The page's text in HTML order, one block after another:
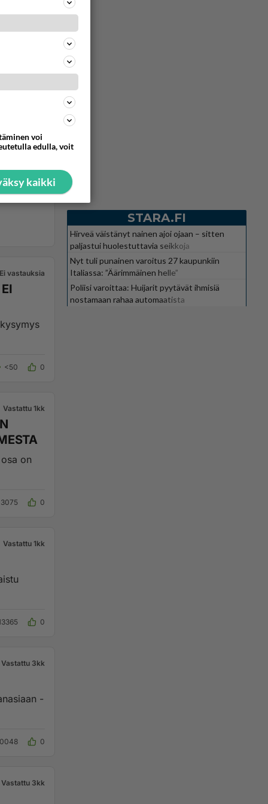
Ei vastauksia
<50 0
Vastattu 1kk
ASEMESTA
on
3075 0
Vastattu 1kk
0
Vastattu 3kk
-
0
Vastattu 3kk
STARA.FI
Hirveä väistänyt nainen ajoi ojaan – sitten
paljastui huolestuttavia seikkoja
Nyt tuli punainen varoitus 27 kaupunkiin
Italiassa: ”Äärimmäinen helle”
Poliisi varoittaa: Huijarit pyytävät ihmisiä
nostamaan rahaa automaatista
voi
edulla, voit
kaikki